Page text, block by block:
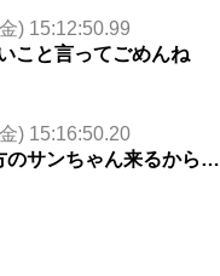
) 15:12:50.99
こと言ってごめんね
) 15:16:50.20
のサンちゃん来るから…